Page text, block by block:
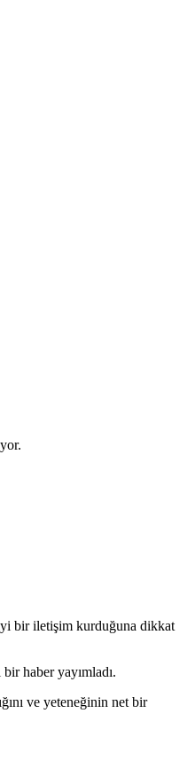
iyi bir iletişim kurduğuna dikkat
haber yayımladı.
ve yeteneğinin net bir